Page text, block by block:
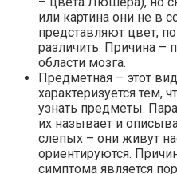
или картина они не в
представляют цвет,
различить. Причина –
области мозга.
Предметная – этот
характеризуется тем,
узнать предметы.
их называет и
слепых – они живут
ориентируются.
симптома является